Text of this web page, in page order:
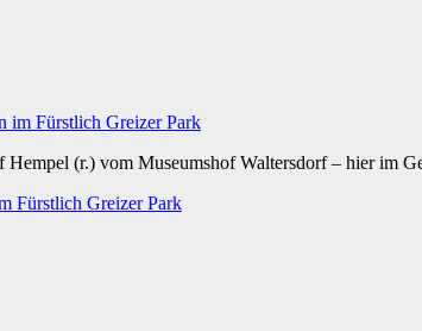
Hempel (r.) vom Museumshof Waltersdorf – hier im
Fürstlich Greizer Park